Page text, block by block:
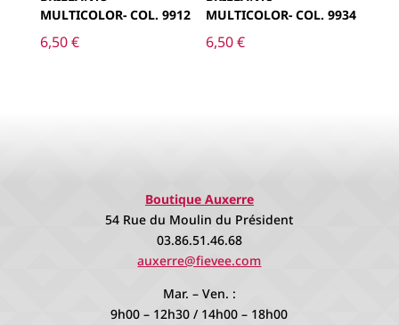
MULTICOLOR- COL. 9912
6,50€
MULTICOLOR- COL. 9934
6,50€
Boutique Auxerre
54 Rue du Moulin du Président
03.86.51.46.68
auxerre@fievee.com
Mar. – Ven. :
9h00 – 12h30 / 14h00 – 18h00